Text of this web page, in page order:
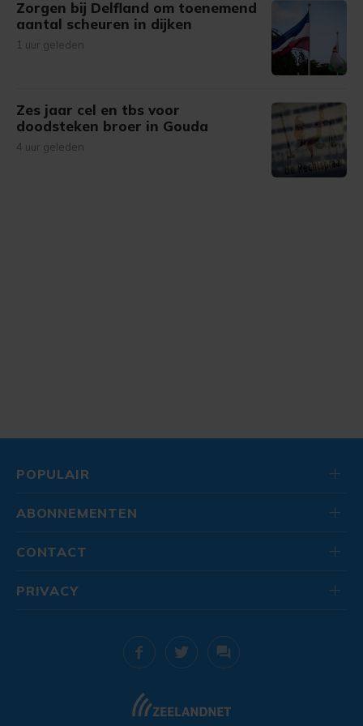
Zorgen bij Delfland om toenemend
aantal scheuren in dijken
1 uur geleden
Zes jaar cel en tbs voor
doodsteken broer in Gouda
4 uur geleden
POPULAIR
ABONNEMENTEN
CONTACT
PRIVACY